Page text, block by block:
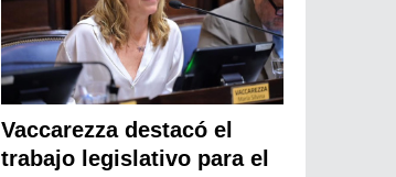
Vaccarezza destacó el
trabajo legislativo para el